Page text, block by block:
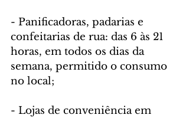
- Panificadoras, padarias e
confeitarias de rua: das 6 às 21
horas, em todos os dias da
semana, permitido o consumo
no local;
- Lojas de conveniência em